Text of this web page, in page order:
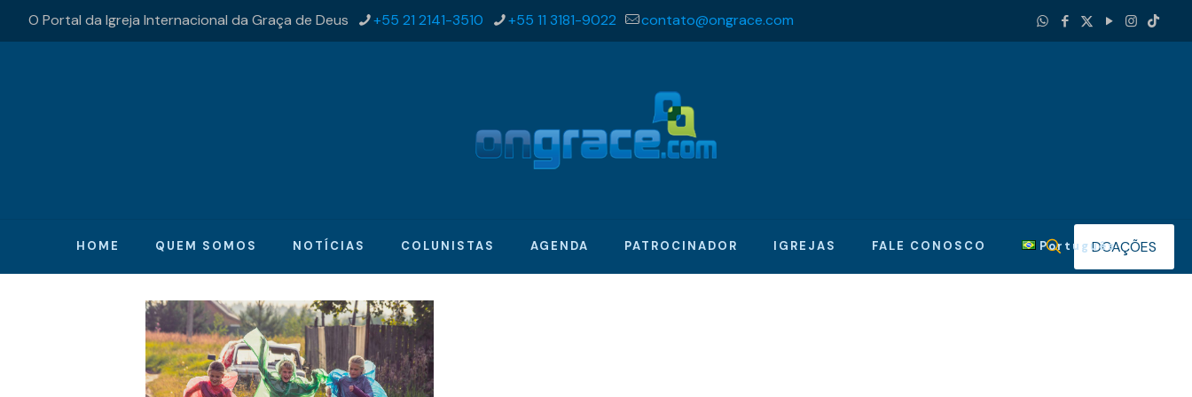
O Portal da Igreja Internacional da Graça de Deus +55 21 2141-3510 +55 11 3181-9022 contato@ongrace.com
HOME QUEM SOMOS NOTÍCIAS COLUNISTAS AGENDA PATROCINADOR IGREJAS FALE CONOSCO PortuguêsDOAÇÕES